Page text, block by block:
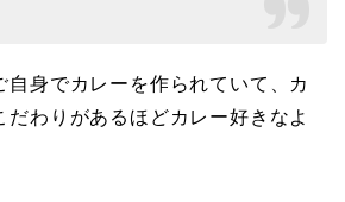
自身でカレーを作られていて、カ
だわりがあるほどカレー好きなよ